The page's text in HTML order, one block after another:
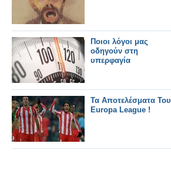
Ποιοι λόγοι μας
οδηγούν στη
υπερφαγία
Τα Αποτελέσματα Του
Europa League !